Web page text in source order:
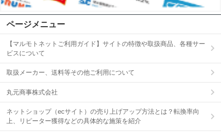
ページメニュー
【マルモトネットご利用ガイド】サイトの特徴や取扱商品、各種サー
ビスについて
取扱メーカー、送料等その他ご利用について
丸元商事株式会社
ネットショップ（ecサイト）の売り上げアップ方法とは？転換率向
上、リピーター獲得などの具体的な施策を紹介